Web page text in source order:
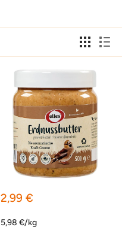
Sonderpreis
2,99 €
5,98 €/kg